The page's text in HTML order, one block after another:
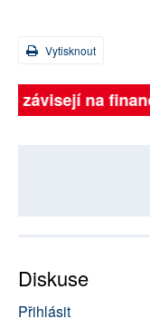
Vytisknout
závisejí na
Diskuse
Přihlásit